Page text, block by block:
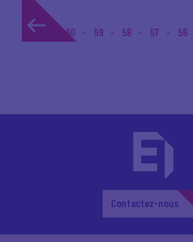
1... 60 59 58 57 56
Contactez-nous